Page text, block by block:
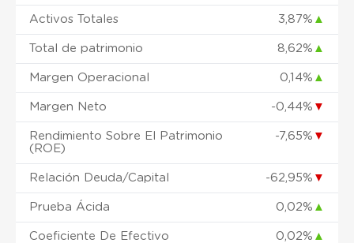
Activos Totales 3,87% ▲
Total de patrimonio 8,62% ▲
Margen Operacional 0,14% ▲
Margen Neto -0,44% ▼
Rendimiento Sobre El Patrimonio
(ROE)
-7,65% ▼
Relación Deuda/Capital -62,95% ▼
Prueba Ácida 0,02% ▲
Coeficiente De Efectivo 0,02% ▲